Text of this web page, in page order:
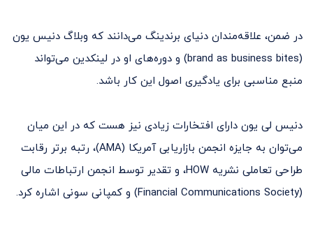
در ضمن، علاقه‌مندان دنیای برندینگ می‌دانند که وبلاگ دنیس یون
(brand as business bites) و دوره‌های او در لینکدین می‌تواند
منبع مناسبی برای یادگیری اصول این کار باشد.
دنیس لی یون دارای افتخارات زیادی نیز هست که در این میان
می‌توان به جایزه انجمن بازاریابی آمریکا (AMA)، رتبه برتر رقابت
طراحی تعاملی نشریه HOW، و تقدیر توسط انجمن ارتباطات مالی
(Financial Communications Society) و کمپانی سونی اشاره کرد.